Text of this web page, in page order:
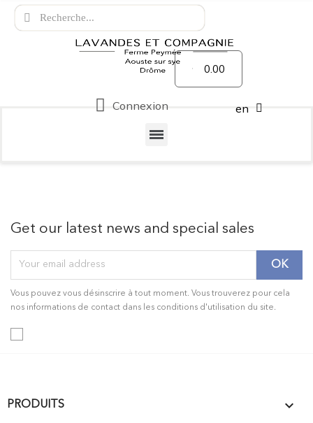
Connexion
0.00
en
Get our latest news and special sales
Vous pouvez vous désinscrire à tout moment. Vous trouverez pour cela
nos informations de contact dans les conditions d'utilisation du site.
PRODUITS 